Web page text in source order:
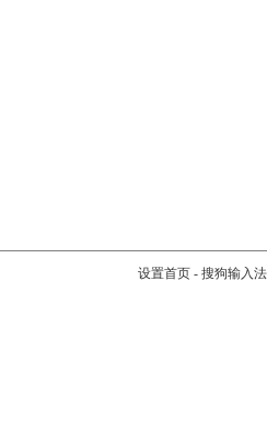
设置首页- 搜狗输入法